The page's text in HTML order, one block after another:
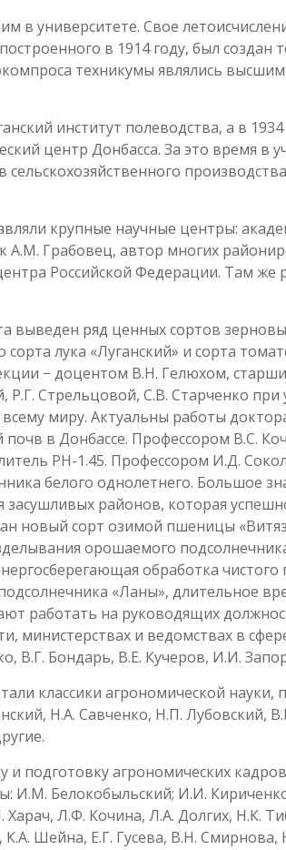
в университете. Свое
в 1914 году, был
техникумы являлись
институт полеводства, а в
центр Донбасса. За это время в
сельскохозяйственного
крупные научные центры:
А.М. Грабовец, автор многих
Российской Федерации. Там же
выведен ряд ценных сортов
лука «Луганский» и сорта
− доцентом В.Н. Гелюхом,
Р.Г. Стрельцовой, С.В. Старченко
миру. Актуальны работы
в Донбассе. Профессором В.С.
РН-1.45. Профессором И.Д.
белого однолетнего. Большое
районов, которая
новый сорт озимой пшеницы
орошаемого
обработка
«Ланы», длительное
работать на руководящих
министерствах и ведомствах в
В.Г. Бондарь, В.Е. Кучеров, И.И.
классики агрономической
Н.А. Савченко, Н.П.
и подготовку агрономических
И.М. Белокобыльский; И.И.
Л.Ф. Кочина, Л.А. Долгих, Н.К.
Шейна, Е.Г. Гусева, В.Н.